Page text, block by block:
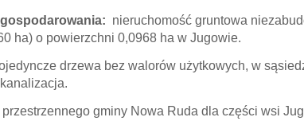
nieruchomość gruntowa
ha) o powierzchni 0,0968 ha w Jugowie.
drzewa bez walorów użytkowych, w
gminy Nowa Ruda dla części wsi